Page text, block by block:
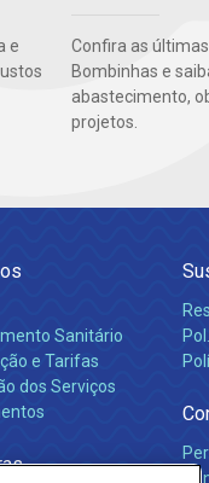
e
Confira as
Bombinhas e
abastecimento,
projetos.
Sanitário
e Tarifas
dos Serviços